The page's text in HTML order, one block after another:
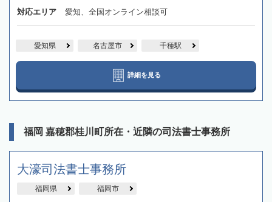
対応エリア 愛知、全国オンライン相談可
愛知県 名古屋市 千種駅
詳細を見る
福岡 嘉穂郡桂川町所在・近隣の司法書士事務所
大濠司法書士事務所
福岡県 福岡市